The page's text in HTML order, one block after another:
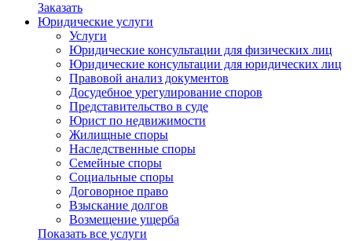
Заказать
Юридические услуги
Услуги
Юридические консультации для физических лиц
Юридические консультации для юридических лиц
Правовой анализ документов
Досудебное урегулирование споров
Представительство в суде
Юрист по недвижимости
Жилищные споры
Наследственные споры
Семейные споры
Социальные споры
Договорное право
Взыскание долгов
Возмещение ущерба
Показать все услуги